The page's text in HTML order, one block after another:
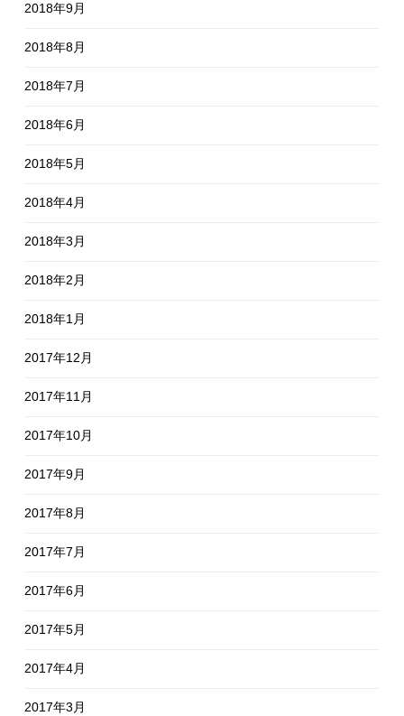
2018年9月
2018年8月
2018年7月
2018年6月
2018年5月
2018年4月
2018年3月
2018年2月
2018年1月
2017年12月
2017年11月
2017年10月
2017年9月
2017年8月
2017年7月
2017年6月
2017年5月
2017年4月
2017年3月